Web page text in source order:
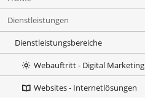
überspringen
Dienstleistungen
Dienstleistungsbereiche
Webauftritt - Digital Marketing
Websites - Internetlösungen